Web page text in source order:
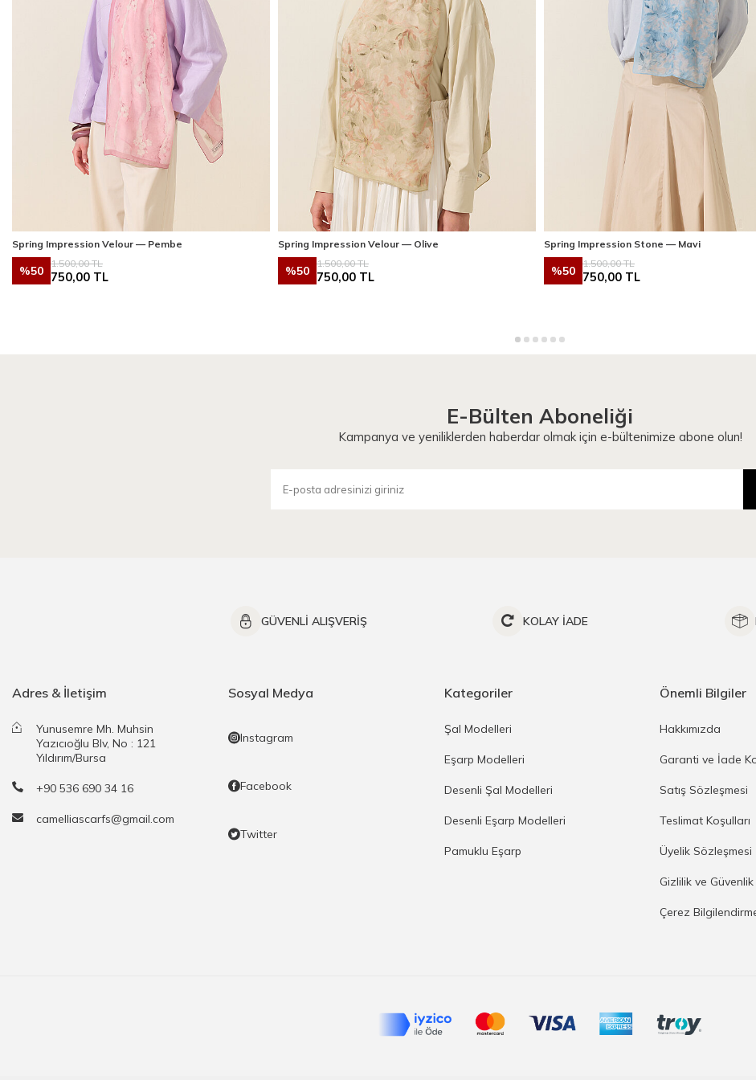
Spring Impression Velour — Pembe
%50
1.500,00TL
750,00 TL
Spring Impression Velour — Olive
%50
1.500,00TL
750,00 TL
Spring Impression Stone — Mavi
%50
1.500,00TL
750,00 TL
E-Bülten Aboneliği
Kampanya ve yeniliklerden haberdar olmak için e-bültenimize abone olun!
GÜVENLİ ALIŞVERİŞ KOLAY İADE
Adres & İletişim
Yunusemre Mh. Muhsin
Yazıcıoğlu Blv, No : 121
Yıldırım/Bursa
+90 536 690 34 16
camelliascarfs@gmail.com
Sosyal Medya
Instagram
Facebook
Twitter
Kategoriler
Şal Modelleri
Eşarp Modelleri
Desenli Şal Modelleri
Desenli Eşarp Modelleri
Pamuklu Eşarp
Önemli Bilgiler
Hakkımızda
Garanti ve İade
Satış Sözleşmesi
Teslimat Koşulları
Üyelik Sözleşmesi
Gizlilik ve Güvenlik
Çerez